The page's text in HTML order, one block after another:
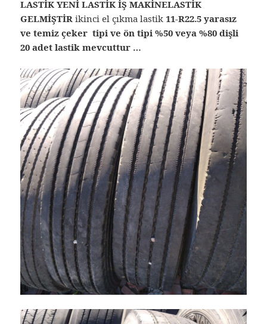
LASTİK YENİ LASTİK İŞ MAKİNELASTİK
GELMİŞTİRikinci el çıkma lastik11-R22.5 yarasız
ve temiz çeker tipi ve ön tipi %50 veya %80 dişli
20 adet lastik mevcuttur …